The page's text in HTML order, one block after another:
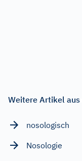
Weitere Artikel
nosologisch
Nosologie